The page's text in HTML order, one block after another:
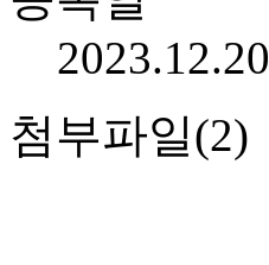
2023.12.20
첨부파일(2)